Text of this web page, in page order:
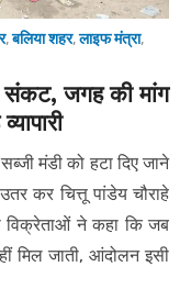
,बलिया शहर,लाइफ मंत्रा,
संकट, जगह की मांग
मंडी को हटा दिए जाने
कर चित्तू पांडेय चौराहे
ने कहा कि जब
मिल जाती, आंदोलन इसी